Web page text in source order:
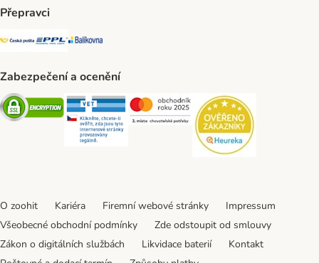
Přepravci
Česká pošta Shipping Method
PPL Shipping Method
Balíkovna Shipping Method
Zabezpečení a ocenění
Security Security Security
O zoohit Kariéra Firemní webové stránky
Impressum
Všeobecné obchodní podmínky
Zde odstoupit od smlouvy
Zákon o digitálních službách
Likvidace baterií
Kontakt